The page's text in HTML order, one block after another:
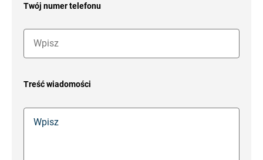
Twój numer telefonu
Treść wiadomości